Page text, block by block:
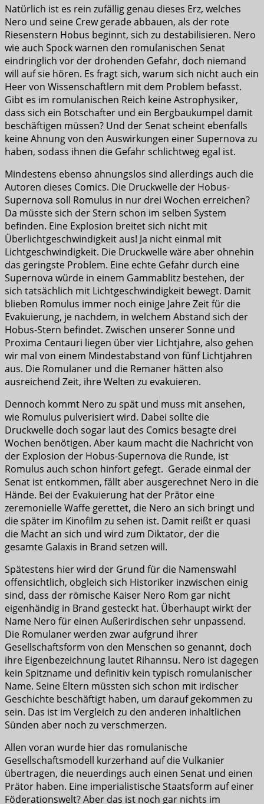
Natürlich ist es rein zufällig genau dieses Erz, welches
Nero und seine Crew gerade abbauen, als der rote
Riesenstern Hobus beginnt, sich zu destabilisieren. Nero
wie auch Spock warnen den romulanischen Senat
eindringlich vor der drohenden Gefahr, doch niemand
will auf sie hören. Es fragt sich, warum sich nicht auch ein
Heer von Wissenschaftlern mit dem Problem befasst.
Gibt es im romulanischen Reich keine Astrophysiker,
dass sich ein Botschafter und ein Bergbaukumpel damit
beschäftigen müssen? Und der Senat scheint ebenfalls
keine Ahnung von den Auswirkungen einer Supernova zu
haben, sodass ihnen die Gefahr schlichtweg egal ist.
Mindestens ebenso ahnungslos sind allerdings auch die
Autoren dieses Comics. Die Druckwelle der Hobus-
Supernova soll Romulus in nur drei Wochen erreichen?
Da müsste sich der Stern schon im selben System
befinden. Eine Explosion breitet sich nicht mit
Überlichtgeschwindigkeit aus! Ja nicht einmal mit
Lichtgeschwindigkeit. Die Druckwelle wäre aber ohnehin
das geringste Problem. Eine echte Gefahr durch eine
Supernova würde in einem Gammablitz bestehen, der
sich tatsächlich mit Lichtgeschwindigkeit bewegt. Damit
blieben Romulus immer noch einige Jahre Zeit für die
Evakuierung, je nachdem, in welchem Abstand sich der
Hobus-Stern befindet. Zwischen unserer Sonne und
Proxima Centauri liegen über vier Lichtjahre, also gehen
wir mal von einem Mindestabstand von fünf Lichtjahren
aus. Die Romulaner und die Remaner hätten also
ausreichend Zeit, ihre Welten zu evakuieren.
Dennoch kommt Nero zu spät und muss mit ansehen,
wie Romulus pulverisiert wird. Dabei sollte die
Druckwelle doch sogar laut des Comics besagte drei
Wochen benötigen. Aber kaum macht die Nachricht von
der Explosion der Hobus-Supernova die Runde, ist
Romulus auch schon hinfort gefegt. Gerade einmal der
Senat ist entkommen, fällt aber ausgerechnet Nero in die
Hände. Bei der Evakuierung hat der Prätor eine
zeremonielle Waffe gerettet, die Nero an sich bringt und
die später im Kinofilm zu sehen ist. Damit reißt er quasi
die Macht an sich und wird zum Diktator, der die
gesamte Galaxis in Brand setzen will.
Spätestens hier wird der Grund für die Namenswahl
offensichtlich, obgleich sich Historiker inzwischen einig
sind, dass der römische Kaiser Nero Rom gar nicht
eigenhändig in Brand gesteckt hat. Überhaupt wirkt der
Name Nero für einen Außerirdischen sehr unpassend.
Die Romulaner werden zwar aufgrund ihrer
Gesellschaftsform von den Menschen so genannt, doch
ihre Eigenbezeichnung lautet Rihannsu. Nero ist dagegen
kein Spitzname und definitiv kein typisch romulanischer
Name. Seine Eltern müssten sich schon mit irdischer
Geschichte beschäftigt haben, um darauf gekommen zu
sein. Das ist im Vergleich zu den anderen inhaltlichen
Sünden aber noch zu verschmerzen.
Allen voran wurde hier das romulanische
Gesellschaftsmodell kurzerhand auf die Vulkanier
übertragen, die neuerdings auch einen Senat und einen
Prätor haben. Eine imperialistische Staatsform auf einer
Föderationswelt? Aber das ist noch gar nichts im